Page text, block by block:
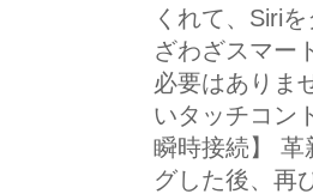
くれて、Siri
ざわざスマー
必要はありま
いタッチコン
瞬時接続】 革
グした後、再